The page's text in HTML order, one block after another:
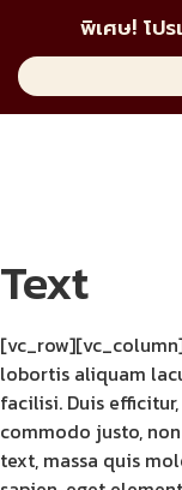
พิเศษ! โป
Text
lobortis aliquam
facilisi. Duis
commodo justo,
text, massa quis